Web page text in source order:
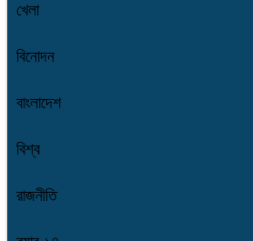
খেলা
বিনোদন
বাংলাদেশ
বিশ্ব
রাজনীতি